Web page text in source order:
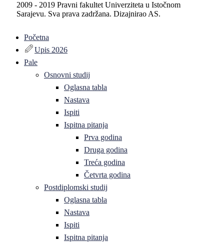
2009 - 2019 Pravni fakultet Univerziteta u Istočnom
Sarajevu. Sva prava zadržana. Dizajnirao AS.
Početna
Upis 2026
Pale
Osnovni studij
Oglasna tabla
Nastava
Ispiti
Ispitna pitanja
Prva godina
Druga godina
Treća godina
Četvrta godina
Postdiplomski studij
Oglasna tabla
Nastava
Ispiti
Ispitna pitanja